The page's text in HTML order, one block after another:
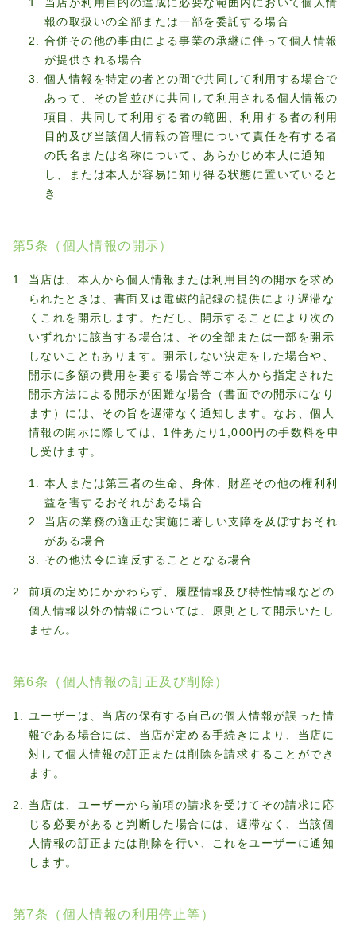
報の取扱いの全部または一部を委託する場合
合併その他の事由による事業の承継に伴って個人情報
が提供される場合
個人情報を特定の者との間で共同して利用する場合で
あって、その旨並びに共同して利用される個人情報の
項目、共同して利用する者の範囲、利用する者の利用
目的及び当該個人情報の管理について責任を有する者
の氏名または名称について、あらかじめ本人に通知
し、または本人が容易に知り得る状態に置いていると
き
第5条（個人情報の開示）
当店は、本人から個人情報または利用目的の開示を求め
られたときは、書面又は電磁的記録の提供により遅滞な
くこれを開示します。ただし、開示することにより次の
いずれかに該当する場合は、その全部または一部を開示
しないこともあります。開示しない決定をした場合や、
開示に多額の費用を要する場合等ご本人から指定された
開示方法による開示が困難な場合（書面での開示になり
ます）には、その旨を遅滞なく通知します。なお、個人
情報の開示に際しては、1件あたり1,000円の手数料を申
し受けます。
本人または第三者の生命、身体、財産その他の権利利
益を害するおそれがある場合
当店の業務の適正な実施に著しい支障を及ぼすおそれ
がある場合
その他法令に違反することとなる場合
前項の定めにかかわらず、履歴情報及び特性情報などの
個人情報以外の情報については、原則として開示いたし
ません。
第6条（個人情報の訂正及び削除）
ユーザーは、当店の保有する自己の個人情報が誤った情
報である場合には、当店が定める手続きにより、当店に
対して個人情報の訂正または削除を請求することができ
ます。
当店は、ユーザーから前項の請求を受けてその請求に応
じる必要があると判断した場合には、遅滞なく、当該個
人情報の訂正または削除を行い、これをユーザーに通知
します。
第7条（個人情報の利用停止等）